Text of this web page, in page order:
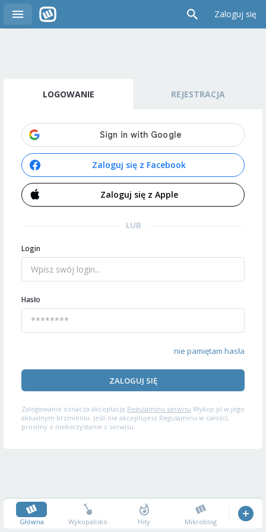
Zaloguj się
LOGOWANIE REJESTRACJA
Zaloguj się z Facebook
Zaloguj się z Apple
LUB
Login
Hasło
nie pamiętam hasła
ZALOGUJ SIĘ
Zalogowanie oznacza akceptację Regulaminu serwisu Wykop.pl w jego
aktualnym brzmieniu. Jeśli nie akceptujesz Regulaminu w całości,
prosimy o niekorzystanie z serwisu.
Główna Wykopalisko Hity Mikroblog